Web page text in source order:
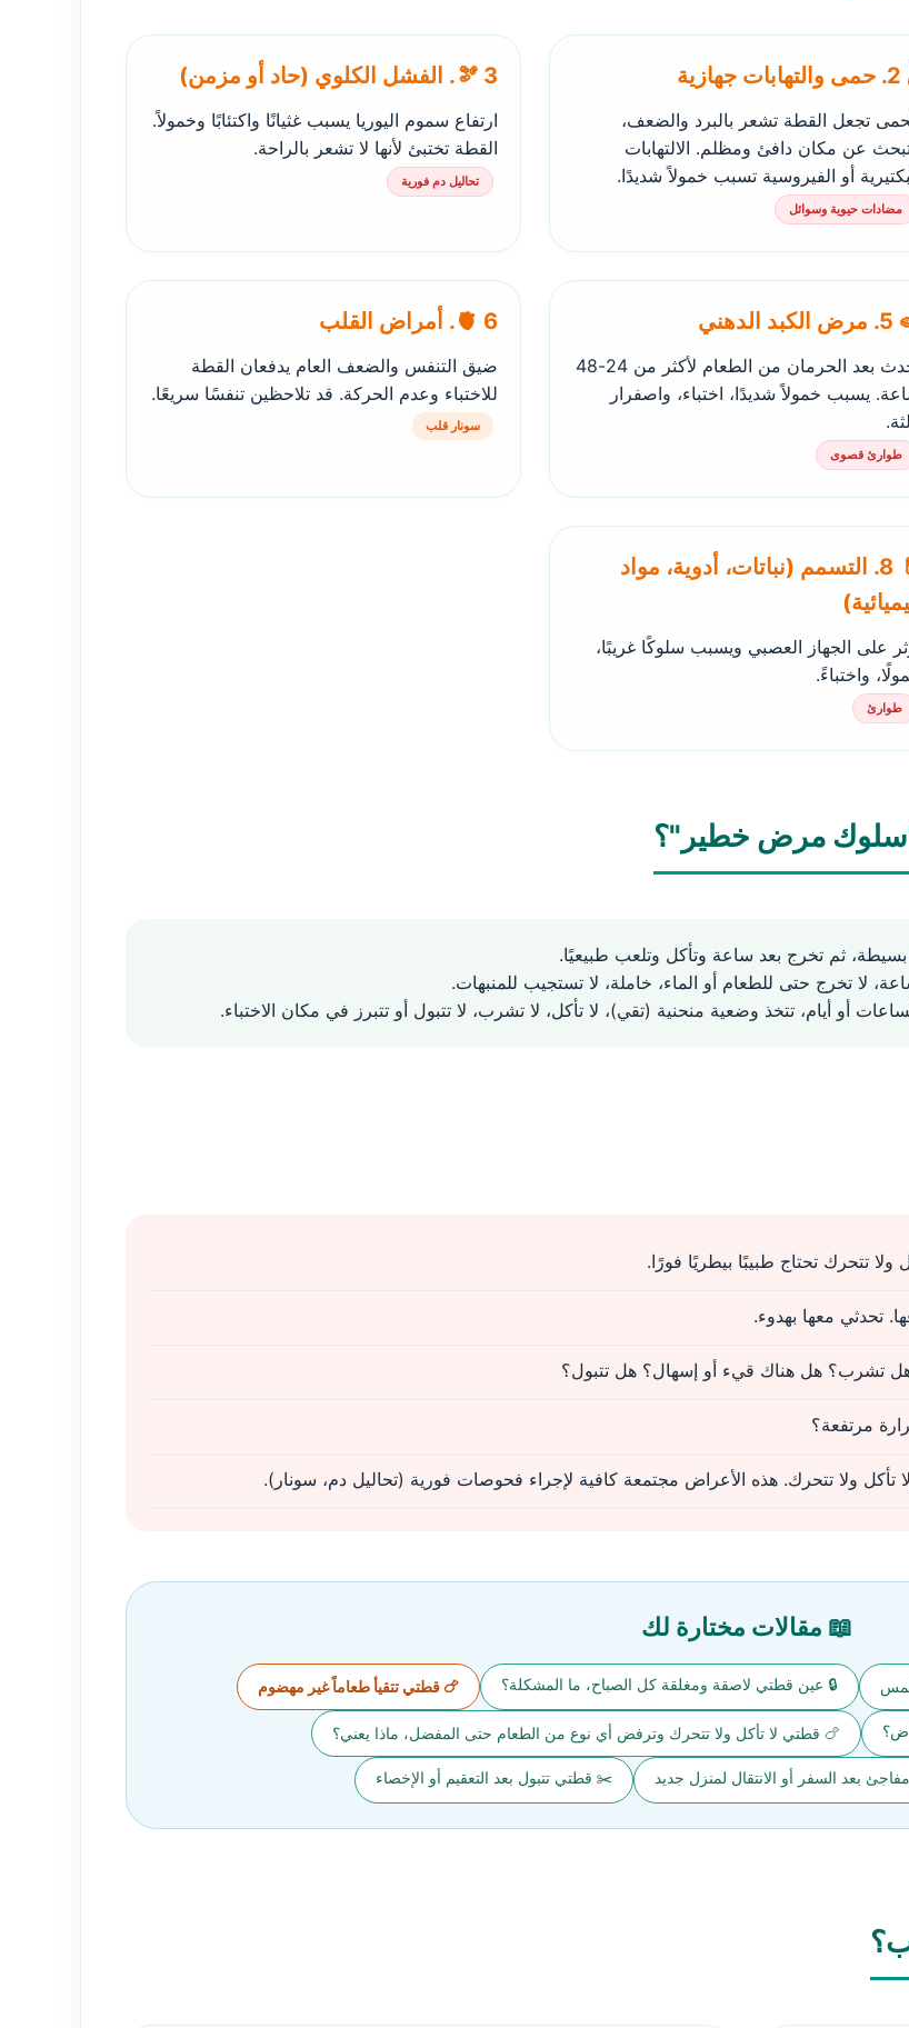
تجعل القطة تشعر بالبرد والضعف،
عن مكان دافئ ومظلم. الالتهابات
أو الفيروسية تسبب خمولاً شديدًا.
مضادات حيوية وسوائل
🫘 3. الفشل الكلوي (حاد أو مزمن)
ارتفاع سموم اليوريا يسبب غثيانًا واكتئابًا وخمولاً.
القطة تختبئ لأنها لا تشعر بالراحة.
تحاليل دم فورية
يحدث بعد الحرمان من الطعام لأكثر من 24-48
يسبب خمولاً شديدًا، اختباء، واصفرار
طوارئ قصوى
🫀 6. أمراض القلب
ضيق التنفس والضعف العام يدفعان القطة
للاختباء وعدم الحركة. قد تلاحظين تنفسًا سريعًا.
سونار قلب
💊 8. التسمم (نباتات، أدوية، مواد
على الجهاز العصبي ويسبب سلوكًا غريبًا،
واختباءً.
طوارئ
مرض خطير"؟
ثم تخرج بعد ساعة وتأكل وتلعب طبيعيًا.
أو أيام، تتخذ وضعية منحنية (تقي)، لا تأكل، لا تشرب، لا تتبول أو تتبرز في مكان الاختباء.
ولا تتحرك تحتاج طبيبًا بيطريًا فورًا.
تحدثي معها بهدوء.
تشرب؟ هل هناك قيء أو إسهال؟ هل تتبول؟
مرتفعة؟
ولا تتحرك. هذه الأعراض مجتمعة كافية لإجراء فحوصات فورية (تحاليل دم، سونار).
📖 مقالات مختارة لك
🔒 عين قطتي لاصقة ومغلقة كل الصباح، ما المشكلة؟ 🍗 قطتي تتقيأ طعاماً غير مهضوم
🍗 قطتي لا تأكل ولا تتحرك وترفض أي نوع من الطعام حتى المفضل، ماذا يعني؟
بعد السفر أو الانتقال لمنزل جديد ✂️ قطتي تتبول بعد التعقيم أو الإخصاء